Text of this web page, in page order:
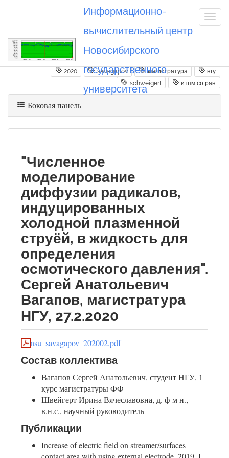
Информационно-
вычислительный центр
Новосибирского
государственного
университета
Вы посетили 20200227_savagapov
2020 savagapov магистратура
нгу
schweigert
итпм со ран
Боковая панель
"Численное
моделирование
диффузии радикалов,
индуцированных
холодной плазменной
струёй, в жидкость для
определения
осмотического давления".
Сергей Анатольевич
Вагапов, магистратура
НГУ, 27.2.2020
nsu_savagapov_202002.pdf
Состав коллектива
Вагапов Сергей Анатольевич, студент НГУ, 1
курс магистратуры ФФ
Швейгерт Ирина Вячеславовна, д. ф-м н.,
в.н.с., научный руководитель
Публикации
Increase of electric field on streamer/surfaces